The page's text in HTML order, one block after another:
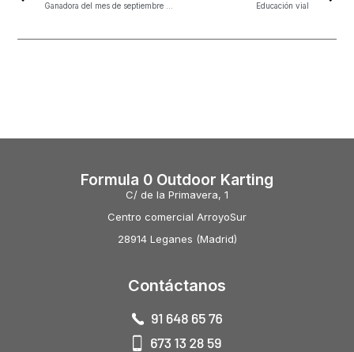
Educación vial
Formula 0 Outdoor Karting
C/ de la Primavera, 1
Centro comercial ArroyoSur
28914 Leganes (Madrid)
Contáctanos